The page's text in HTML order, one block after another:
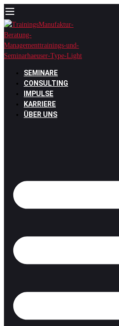
Zum
Inhalt
springen
SEMINARE
CONSULTING
IMPULSE
KARRIERE
ÜBER UNS